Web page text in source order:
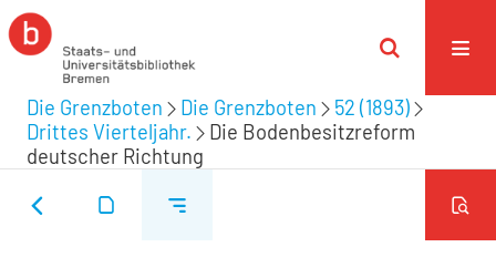
Die Grenzboten Die Grenzboten
52 (1893)
Drittes Vierteljahr.
Die Bodenbesitzreform
deutscher Richtung